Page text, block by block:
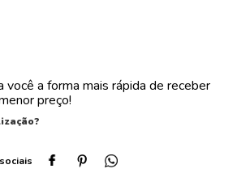
você a forma mais rápida de receber
preço!